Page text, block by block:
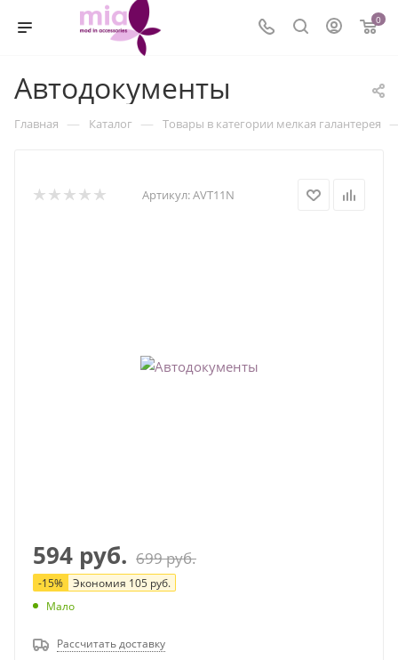
0
Автодокументы
Главная — Каталог — Товары в категории мелкая галантерея
Артикул:AVT11N
594 руб. 699руб.
-15% Экономия 105 руб.
Мало
Рассчитать доставку